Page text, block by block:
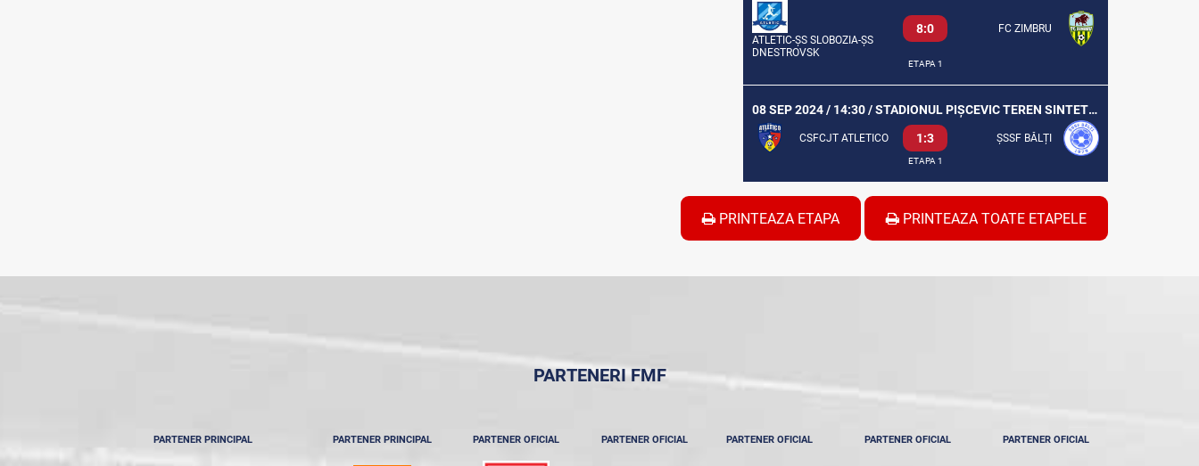
ATLETIC-ȘS SLOBOZIA-ȘS
DNESTROVSK
8:0 FC ZIMBRU
ETAPA 1
08 SEP 2024 / 14:30 / STADIONUL PIȘCEVIC TEREN SINTETIC
CSFCJT ATLETICO 1:3 ȘSSF BĂLȚI
ETAPA 1
PRINTEAZA ETAPA PRINTEAZA TOATE ETAPELE
PARTENERI FMF
PARTENER PRINCIPAL PARTENER PRINCIPAL PARTENER OFICIAL PARTENER OFICIAL PARTENER OFICIAL PARTENER OFICIAL PARTENER OFICIAL